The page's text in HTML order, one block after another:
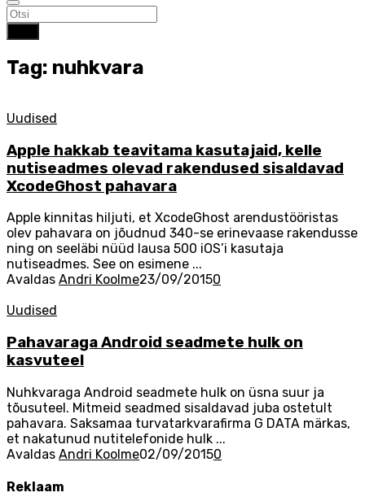
Tag: nuhkvara
Uudised
Apple hakkab teavitama kasutajaid, kelle
nutiseadmes olevad rakendused sisaldavad
XcodeGhost pahavara
Apple kinnitas hiljuti, et XcodeGhost arendustööristas
olev pahavara on jõudnud 340-se erinevaase rakendusse
ning on seeläbi nüüd lausa 500 iOS’i kasutaja
nutiseadmes. See on esimene ...
Avaldas Andri Koolme23/09/20150
Uudised
Pahavaraga Android seadmete hulk on
kasvuteel
Nuhkvaraga Android seadmete hulk on üsna suur ja
tõusuteel. Mitmeid seadmed sisaldavad juba ostetult
pahavara. Saksamaa turvatarkvarafirma G DATA märkas,
et nakatunud nutitelefonide hulk ...
Avaldas Andri Koolme02/09/20150
Reklaam